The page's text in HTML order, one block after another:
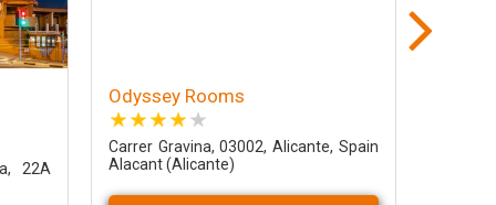
22A
Odyssey Rooms
Carrer Gravina, 03002, Alicante, Spain
Alacant (Alicante)